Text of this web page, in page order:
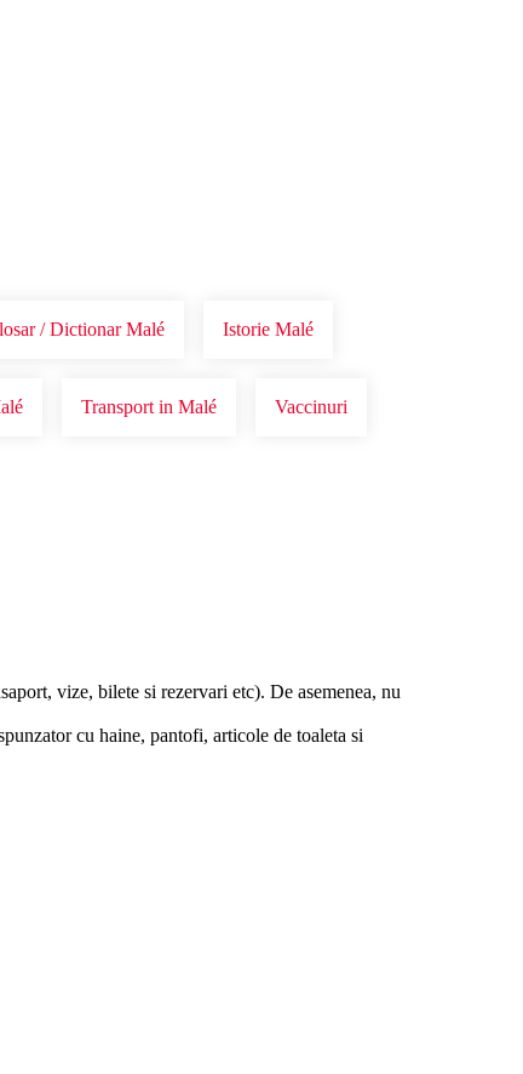
/ Dictionar Malé Istorie Malé
Transport in Malé Vaccinuri
vize, bilete si rezervari etc). De asemenea, nu
cu haine, pantofi, articole de toaleta si